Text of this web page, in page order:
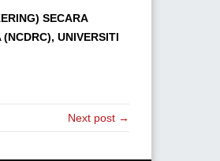
SECARA
UNIVERSITI
Next post →